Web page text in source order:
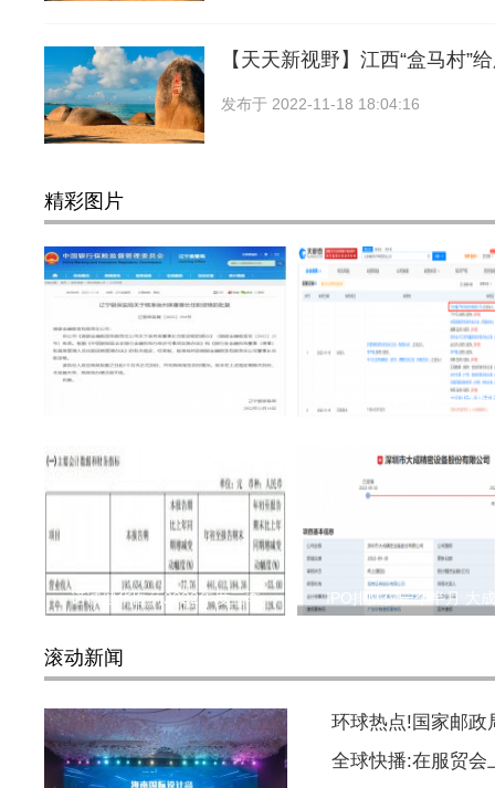
【天天新视野】江西“盒马村”
发布于 2022-11-18 18:04:16
精彩图片
徐州英出任锦银金租董事 抖音入股峥研软件 持股
诺诚健华医药2022年度三季 IPO排队仅一个半月 大
滚动新闻
环球热点!国家邮政
全球快播:在服贸会